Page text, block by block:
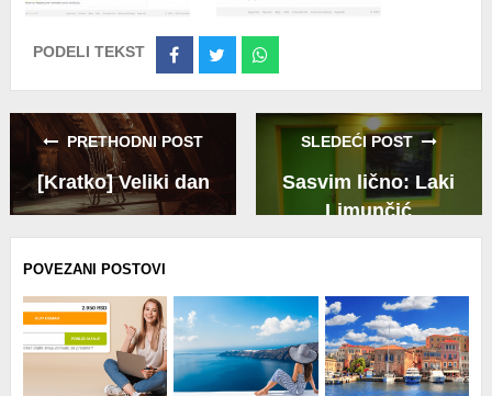
PODELI TEKST
Share
Facebook
Share
Twitter
Share
Whatsapp
PRETHODNI POST
[Kratko] Veliki dan
SLEDEĆI POST
Sasvim lično: Laki
Limunčić
POVEZANI POSTOVI